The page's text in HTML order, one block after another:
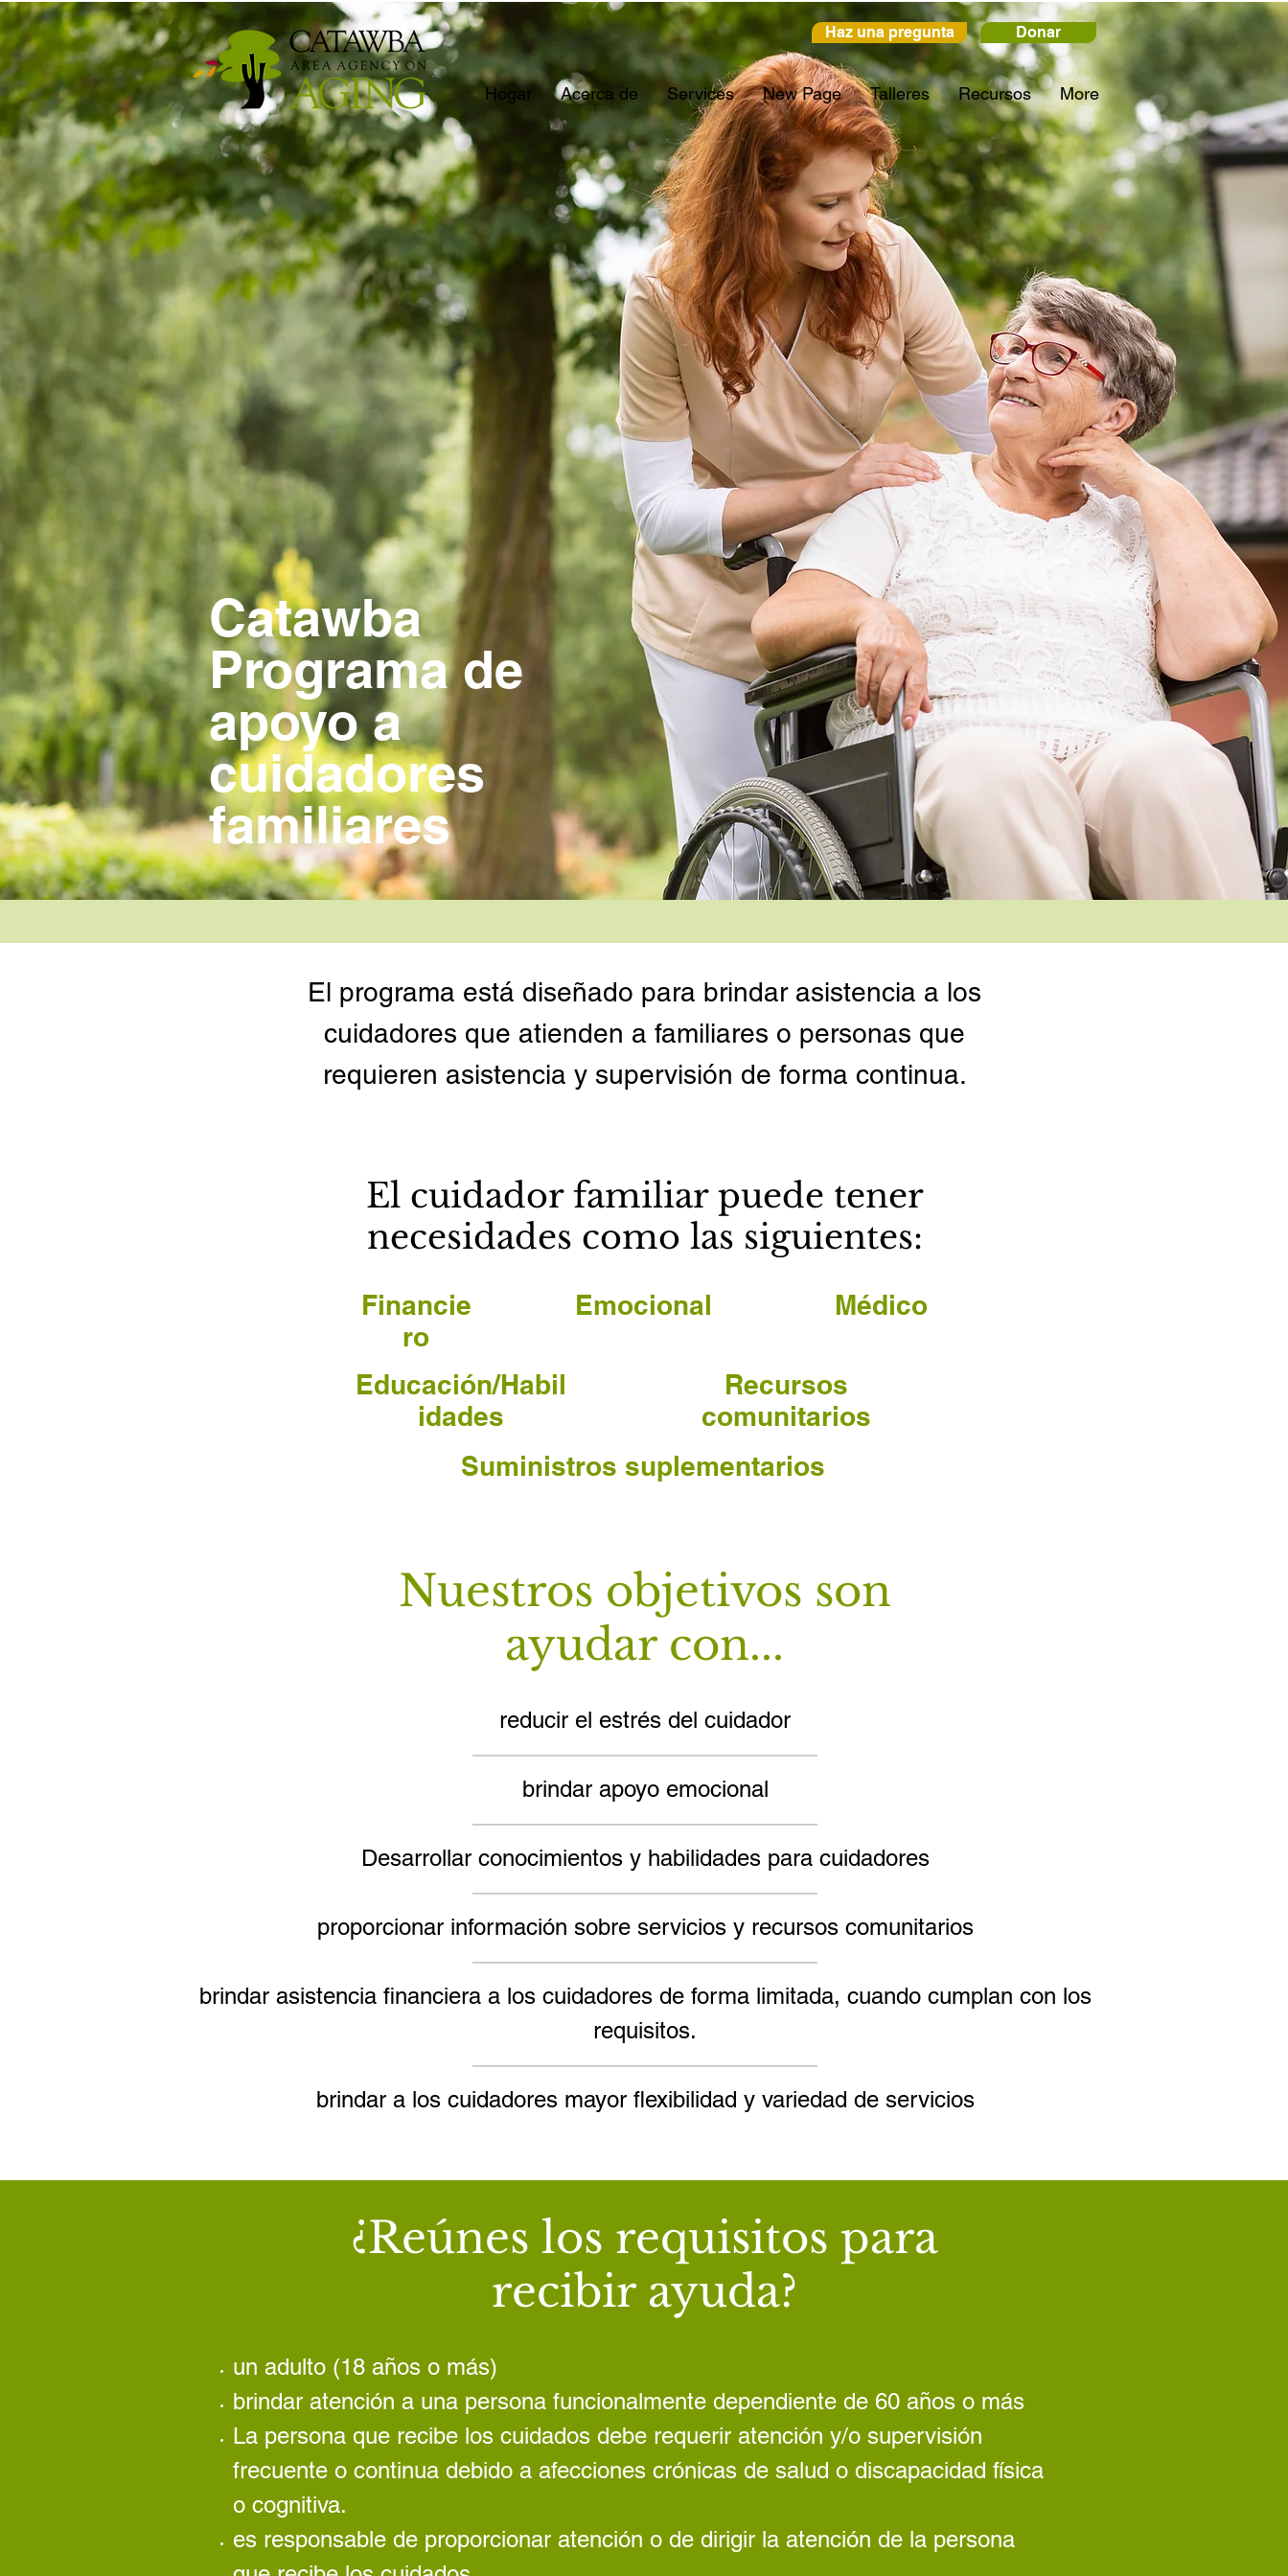
Haz una pregunta Donar
Hogar Acerca de Services New Page Talleres Recursos More
Catawba
Programa de
apoyo a
cuidadores
familiares
El programa está diseñado para brindar asistencia a los
cuidadores que atienden a familiares o personas que
requieren asistencia y supervisión de forma continua.
El cuidador familiar puede tener
necesidades como las siguientes:
Financie
ro
Emocional Médico
Educación/Habil
idades
Recursos
comunitarios
Suministros suplementarios
Nuestros objetivos son
ayudar con...
reducir el estrés del cuidador
———————————————
brindar apoyo emocional
———————————————
Desarrollar conocimientos y habilidades para cuidadores
———————————————
proporcionar información sobre servicios y recursos comunitarios
———————————————
brindar asistencia financiera a los cuidadores de forma limitada, cuando cumplan con los
requisitos.
———————————————
brindar a los cuidadores mayor flexibilidad y variedad de servicios
¿Reúnes los requisitos para
recibir ayuda?
un adulto (18 años o más)
brindar atención a una persona funcionalmente dependiente de 60 años o más
La persona que recibe los cuidados debe requerir atención y/o supervisión
frecuente o continua debido a afecciones crónicas de salud o discapacidad física
o cognitiva.
es responsable de proporcionar atención o de dirigir la atención de la persona